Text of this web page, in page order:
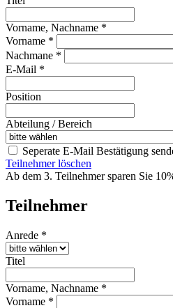
Vorname, Nachname *
Vorname *
Nachmane *
E-Mail *
Position
Abteilung / Bereich
Seperate E-Mail Bestätigung
Teilnehmer löschen
Ab dem 3. Teilnehmer sparen Sie
Teilnehmer
Anrede *
Titel
Vorname, Nachname *
Vorname *